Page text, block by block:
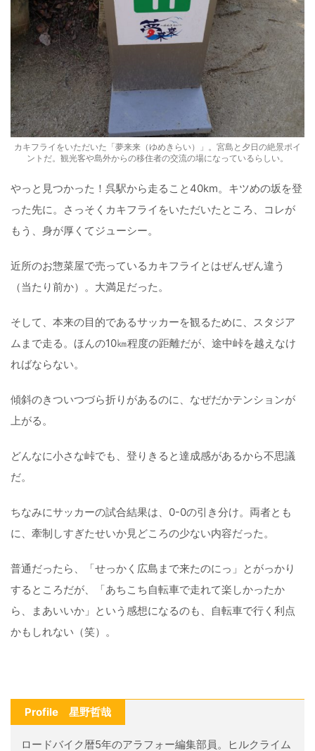
カキフライをいただいた「夢来来（ゆめきらい）」。宮島と夕日の絶景ポイ
ントだ。観光客や島外からの移住者の交流の場になっているらしい。
やっと見つかった！呉駅から走ること40km。キツめの坂を登
った先に。さっそくカキフライをいただいたところ、コレが
もう、身が厚くてジューシー。
近所のお惣菜屋で売っているカキフライとはぜんぜん違う
（当たり前か）。大満足だった。
そして、本来の目的であるサッカーを観るために、スタジア
ムまで走る。ほんの10㎞程度の距離だが、途中峠を越えなけ
ればならない。
傾斜のきついつづら折りがあるのに、なぜだかテンションが
上がる。
どんなに小さな峠でも、登りきると達成感があるから不思議
だ。
ちなみにサッカーの試合結果は、0-0の引き分け。両者とも
に、牽制しすぎたせいか見どころの少ない内容だった。
普通だったら、「せっかく広島まで来たのにっ」とがっかり
するところだが、「あちこち自転車で走れて楽しかったか
ら、まあいいか」という感想になるのも、自転車で行く利点
かもしれない（笑）。
Profile 星野哲哉
ロードバイク暦5年のアラフォー編集部員。ヒルクライム